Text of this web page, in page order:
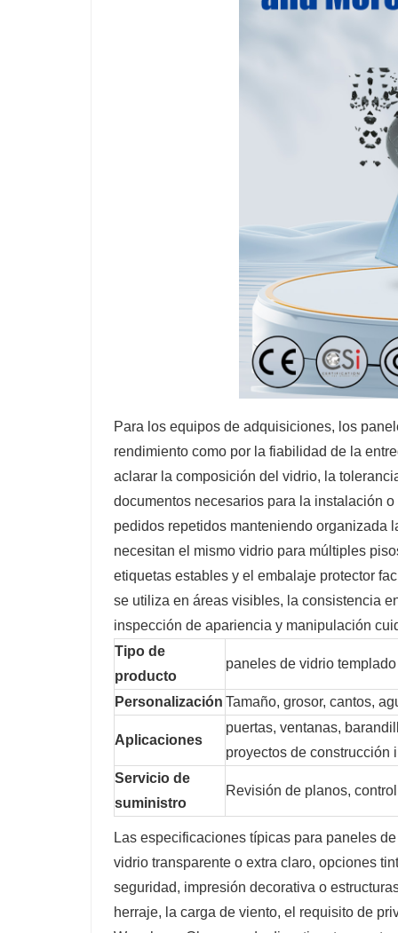
Para los equipos de adquisiciones, los
rendimiento como por la fiabilidad de la
aclarar la composición del vidrio, la
documentos necesarios para la instalación
pedidos repetidos manteniendo organizada
necesitan el mismo vidrio para múltiples
etiquetas estables y el embalaje protector
se utiliza en áreas visibles, la consistencia
inspección de apariencia y manipulación
Tipo de
producto
paneles de vidrio
Personalización Tamaño, grosor, cantos,
Aplicaciones
puertas, ventanas,
proyectos de construcción
Servicio de
suministro
Revisión de planos,
Las especificaciones típicas para paneles
vidrio transparente o extra claro, opciones
seguridad, impresión decorativa o
herraje, la carga de viento, el requisito de